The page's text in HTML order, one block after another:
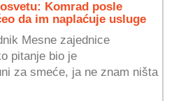
Komrad posle
da im naplaćuje usluge
Mesne zajednice
pitanje bio je
za smeće, ja ne znam ništa